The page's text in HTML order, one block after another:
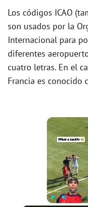
Los códigos ICAO
son usados por la
Internacional para
diferentes
cuatro letras. En el
Francia es conocido